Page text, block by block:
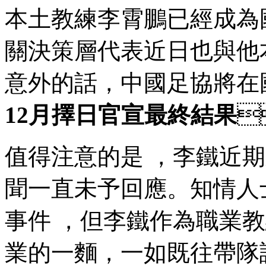
本土教練李霄鵬已經成為
關決策層代表近日也與他
意外的話，中國足協將
12月擇日官宣最終結果
值得注意的是 ，李鐵
聞一直未予回應。知情
事件 ，但李鐵作為職業
業的一麵，一如既往帶隊認